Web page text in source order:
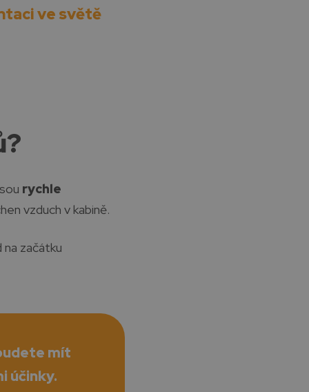
ve světě
rychle
vzduch v kabině.
na začátku
mít
účinky.